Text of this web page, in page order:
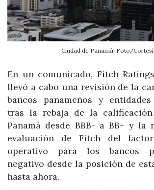
Ciudad de Panamá. Foto/
En un comunicado, Fitch
llevó a cabo una revisión de la
bancos panameños y
tras la rebaja de la calificación
Panamá desde BBB- a BB+ y la
evaluación de Fitch del
operativo para los bancos
negativo desde la posición de
hasta ahora.